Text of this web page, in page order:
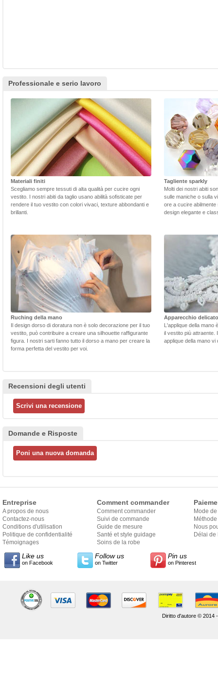
Professionale e serio lavoro
Materiali finiti
Scegliamo sempre tessuti di alta qualità per cucire ogni
vestito. I nostri abiti da taglio usano abilità sofisticate per
rendere il tuo vestito con colori vivaci, texture abbondanti e
brillanti.
Tagliente sparkly
Molti dei nostri abiti
sulle maniche o sulla
ore a cucire
design elegante e
Ruching della mano
Il design dorso di doratura non è solo decorazione per il tuo
vestito, può contribuire a creare una silhouette raffigurante
figura. I nostri sarti fanno tutto il dorso a mano per creare la
forma perfetta del vestito per voi.
Apparecchio delicato
L'applique della mano
il vestito più attraente.
applique della mano
Recensioni degli utenti
Domande e Risposte
Entreprise
A propos de nous
Contactez-nous
Conditions d'utilisation
Politique de confidentialité
Témoignages
Comment commander
Comment commander
Suivi de commande
Guide de mesure
Santé et style guidage
Soins de la robe
Mode
Nous
Délai de
Like us
on Facebook
Follow us
on Twitter
Pin us
on Pinterest
Diritto d'autore © 2014